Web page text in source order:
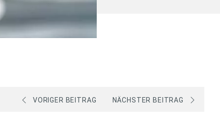
VORIGER BEITRAG NÄCHSTER BEITRAG